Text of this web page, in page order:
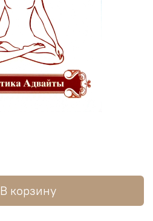
В корзину